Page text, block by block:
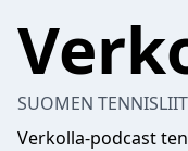
SUOMEN
Verkolla-podcast